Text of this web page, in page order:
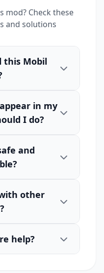
mod? Check these
and solutions
this Mobil
in my
I do?
and
other
help?